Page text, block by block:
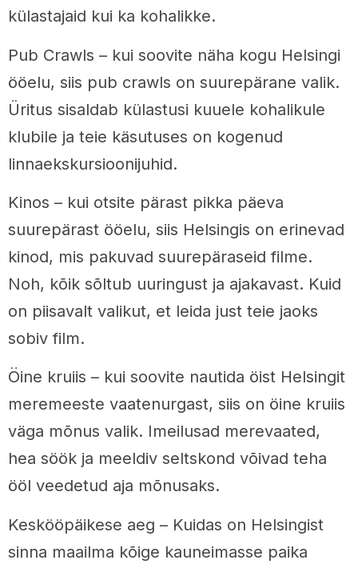
külastajaid kui ka kohalikke.
Pub Crawls – kui soovite näha kogu Helsingi
ööelu, siis pub crawls on suurepärane valik.
Üritus sisaldab külastusi kuuele kohalikule
klubile ja teie käsutuses on kogenud
linnaekskursioonijuhid.
Kinos – kui otsite pärast pikka päeva
suurepärast ööelu, siis Helsingis on erinevad
kinod, mis pakuvad suurepäraseid filme.
Noh, kõik sõltub uuringust ja ajakavast. Kuid
on piisavalt valikut, et leida just teie jaoks
sobiv film.
Öine kruiis – kui soovite nautida öist Helsingit
meremeeste vaatenurgast, siis on öine kruiis
väga mõnus valik. Imeilusad merevaated,
hea söök ja meeldiv seltskond võivad teha
ööl veedetud aja mõnusaks.
Keskööpäikese aeg – Kuidas on Helsingist
sinna maailma kõige kauneimasse paika